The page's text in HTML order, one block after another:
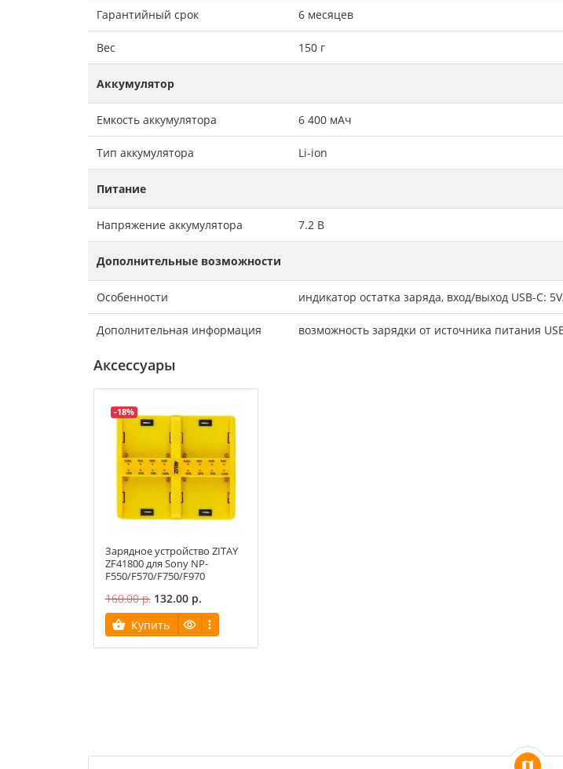
Гарантийный срок 6 месяцев
Вес 150 г
Аккумулятор
Емкость аккумулятора 6 400 мАч
Тип аккумулятора Li-ion
Питание
Напряжение аккумулятора 7.2 В
Дополнительные возможности
Особенности индикатор остатка заряда, вход/выход USB-C:
Дополнительная информация возможность зарядки от источника питания
Аксессуары
-18%
Зарядное устройство ZITAY
ZF41800 для Sony NP-
F550/F570/F750/F970
160.00 р. 132.00 р.
Купить